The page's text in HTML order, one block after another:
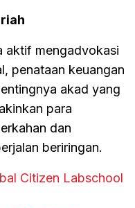
aktif mengadvokasi
penataan keuangan
akad yang
para
dan
beriringan.
Citizen Labschool